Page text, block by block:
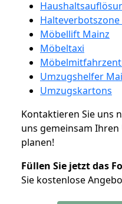
Halteverbotszone
Möbellift Mainz
Möbeltaxi
Umzugshelfer
Umzugskartons
Kontaktieren Sie uns
uns gemeinsam
planen!
Füllen Sie jetzt das
Sie kostenlose